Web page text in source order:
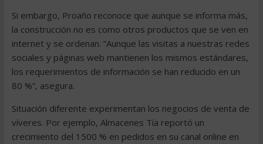
Si embargo, Proaño reconoce que aunque se informa más,
la construcción no es como otros productos que se ven en
internet y se ordenan. “Aunque las visitas a nuestras redes
sociales y páginas web mantienen los mismos estándares,
los requerimientos de información se han reducido en un
80 %”, asegura.
Situación diferente experimentan los negocios de venta de
víveres. Por ejemplo, Almacenes Tía reportó un
crecimiento del 1500 % en pedidos en su canal online en